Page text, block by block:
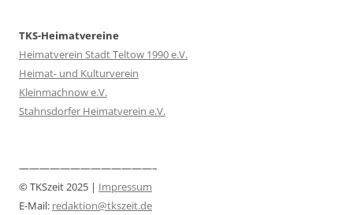
TKS-Heimatvereine
Heimatverein Stadt Teltow 1990 e.V.
Heimat- und Kulturverein
Kleinmachnow e.V.
Stahnsdorfer Heimatverein e.V.
—————————————–
© TKSzeit 2025 | Impressum
E-Mail: redaktion@tkszeit.de